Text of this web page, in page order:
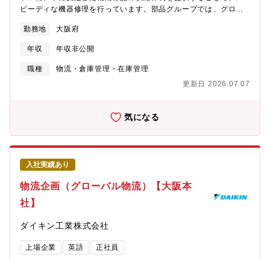
されています。★海外売上比率35％を目指す成長戦略中期経営計
す。今後の事業成長において、グローバル調達機能の強化は重要
な経営テーマの一つとなっています。★将来的には売上1兆円企業
比55％」を掲げています。国内トップ企業から、世界で戦うグロ
ーバルフードカンパニーへ変革している真っただ中のフェーズで
会社化 など■独自の「セーフティポテンシャル構造」など、製品
が故障しても安全側に働く設計思想を徹底しており、産業現場の
「ゼロ災」に貢献しています。■製造現場だけでなく、駅のホーム
生活の安全を支える幅広い分野でIDECの製品が採用されていま
加。IDECが強みとするFA機器やAGVなどのロボットの需要は大
きくなると予想されており、将来性のある企業です。 《データで
(取得率：84.2%)●ワークライフバランス：フルフレックスタイム
※2026年度半期決算・売上341億円(前年同期比 ＋3.1%)・営業利
ア形式の社員食堂： 本社にはお洒落なメニューや日替わりメニュ
ー、無料ドリンクが充実した食堂があります。■持株会・共済会：
従業員の資産形成や生活をサポートする制度が充実。■教育研修：
安全に関する専門資格「セーフティアセッサ」の取得支援など、
プロを育てる環境があります。【下記ご志向性をお持ちの方にお
勧めです！】■英語を活用できるグローバルな職場で働きたい⇒海
外売り上げ比率60％・海外社員比率71％■成長したい・挑戦した
ピーディな機器修理を行っています。部品グループでは、グロー
化する調達・供給網の改革と標準化を推進しています。このポジ
ションでは、グローバルでの供給網の最適化に向けたSCM（サプ
ライチェーンマネジメント）高度化活動に参加いただき、世界中
のお客様に安定したサービスを提供するための改革をともに進め
スキルに基づき、最も力を発揮できる領域の業務にご参加いただ
に沿ってSCMの高度化を推進していきます。このポジションで
は、専門性を活かしながら、グローバルな視点での成長とキャリ
アアップが実現します。■補用（サービス）部品業務の標準化に向
けた企画立案 グローバル規模での統一ガイドラインの策定な
ど、標準化を実現するための戦略企画をリードします。■グローバ
ル地域へのSCM改善支援 補用部品の供給業務の高度化に向けた
改善提案を行い、各地域のニーズに応じたサポートを進めていき
ます。■サービスパーツ情報基盤システムのグローバル展開 新シ
ステムの導入に伴う課題抽出や実装サポートを通じ、情報基盤の
は、顧客満足度を直接向上させる要となっています。 部品グル
ープでは、お客様に必要な部品を迅速にお届けし、ダイキン製品
を長く愛用していただく取り組みを進めています。 当グループ
勤務地 大阪府
年収 年収非公開
職種
物流・倉庫管理・在庫管理
更新日 2026.07.07
気になる
入社実績あり
物流企画（グローバル物流）【大阪本
社】
ダイキン工業株式会社
上場企業 英語 正社員